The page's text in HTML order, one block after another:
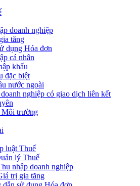
doanh nghiệp
tăng
dụng Hóa đơn
cá nhân
khẩu
đặc biệt
nước ngoài
nghiệp có giao dịch liên kết
Môi trường
luật Thuế
lý Thuế
nhập doanh nghiệp
trị gia tăng